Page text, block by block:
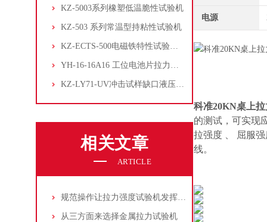
KZ-5003系列橡塑低温脆性试验机
KZ-503 系列常温型持粘性试验机
KZ-ECTS-500电磁铁特性试验系统
YH-16-16A16 工位电池片拉力试验机
KZ-LY71-UV冲击试样缺口液压拉床
相关文章
ARTICLE
规范操作让拉力强度试验机发挥实效
从三方面来选择金属拉力试验机
电源
科准20KN桌上
的测试，可实现
拉强度 、 屈服
线。